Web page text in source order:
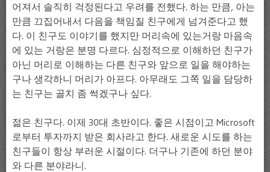
어져서 솔직히 걱정된다고 우려를 전했다. 하는 만큼, 아는
만큼 끄집어내서 다음을 책임질 친구에게 넘겨준다고 했
다. 이 친구도 이야기를 했지만 머리속에 있는거랑 마음속
에 있는 거랑은 분명 다르다. 심정적으로 이해하던 친구가
아닌 머리로 이해하는 다른 친구와 앞으로 일을 해야하는
구나 생각하니 머리가 아프다. 아무래도 그쪽 일을 담당하
는 친구는 골치 좀 썩겠구나 싶다.
젊은 친구다. 이제 30대 초반이다. 좋은 시점이고 Microsoft
로부터 투자까지 받은 회사라고 한다. 새로운 시도를 하는
친구들이 항상 부러운 시절이다. 더구나 기존에 하던 분야
와 다른 분야라니.